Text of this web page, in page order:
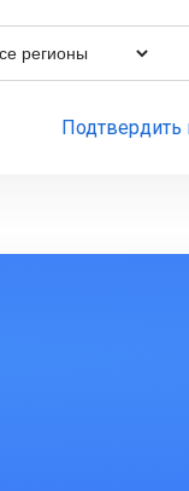
Подтвердить